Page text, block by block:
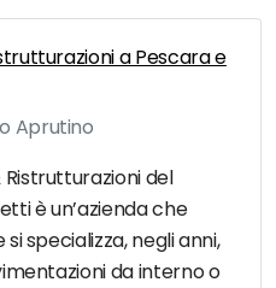
a Pescara e
Aprutino
Ristrutturazioni del
è un’azienda che
specializza, negli anni,
da interno o